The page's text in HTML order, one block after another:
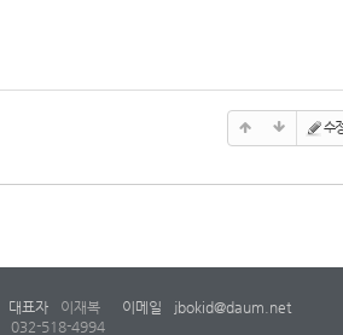
수
대표자 이재복 이메일
jbokid@daum.net
032-518-4994